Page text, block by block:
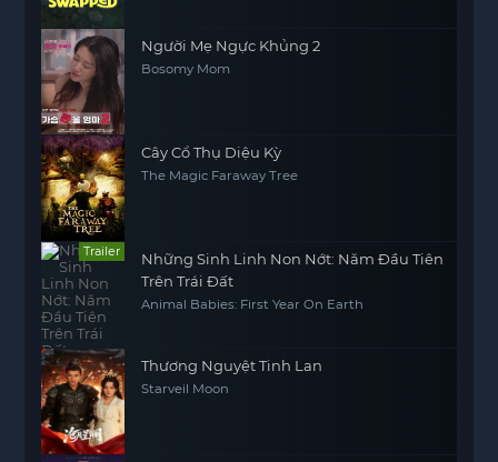
Người Mẹ Ngực Khủng 2
Bosomy Mom
Cây Cổ Thụ Diệu Kỳ
The Magic Faraway Tree
Trailer
Những Sinh Linh Non Nớt: Năm Đầu Tiên
Trên Trái Đất
Animal Babies: First Year On Earth
Thương Nguyệt Tinh Lan
Starveil Moon